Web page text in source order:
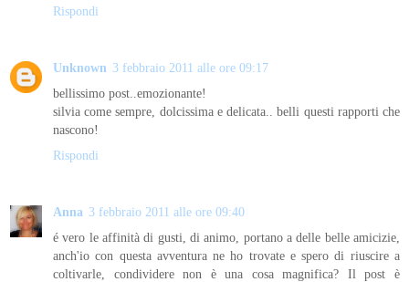
Rispondi
Unknown 3 febbraio 2011 alle ore 09:17
bellissimo post..emozionante!
silvia come sempre, dolcissima e delicata.. belli questi rapporti che
nascono!
Rispondi
Anna 3 febbraio 2011 alle ore 09:40
é vero le affinità di gusti, di animo, portano a delle belle amicizie,
anch'io con questa avventura ne ho trovate e spero di riuscire a
coltivarle, condividere non è una cosa magnifica? Il post è